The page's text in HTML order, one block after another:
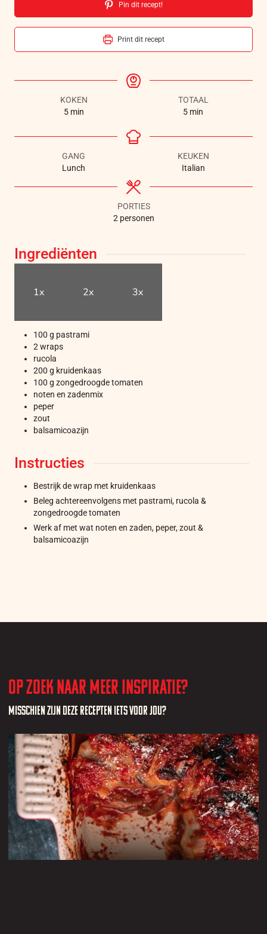
Pin dit recept!
Print dit recept
KOKEN
5 min
TOTAAL
5 min
GANG
Lunch
KEUKEN
Italian
PORTIES
2 personen
Ingrediënten
1x 2x 3x
100 g pastrami
2 wraps
rucola
200 g kruidenkaas
100 g zongedroogde tomaten
noten en zadenmix
peper
zout
balsamicoazijn
Instructies
Bestrijk de wrap met kruidenkaas
Beleg achtereenvolgens met pastrami, rucola &
zongedroogde tomaten
Werk af met wat noten en zaden, peper, zout &
balsamicoazijn
Op zoek naar meer inspiratie?
Misschien zijn deze recepten iets voor jou?